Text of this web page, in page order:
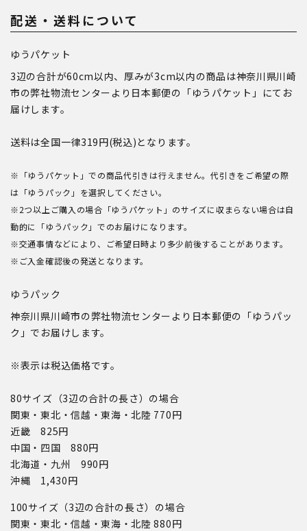
配送・送料について
ゆうパケット
3辺の合計が60cm以内、厚みが3cm以内の商品は神奈川県川崎
市の弊社物流センターより日本郵便の「ゆうパケット」にてお
届けします。
送料は全国一律319円(税込)となります。
※「ゆうパケット」での商品代引きは行えません。代引きをご希望の際
は「ゆうパック」を選択してください。
※2つ以上ご購入の場合「ゆうパケット」のサイズに収まらない場合は自
動的に「ゆうパック」でのお届けになります。
※交通事情などにより、ご希望日時より多少前後することがあります。
※ご入金確認後の発送となります。
ゆうパック
神奈川県川崎市の弊社物流センターより日本郵便の「ゆうパッ
ク」でお届けします。
※表示は税込価格です。
80サイズ（3辺の合計の長さ）の場合
関東・東北・信越・東海・北陸 770円
近畿 825円
中国・四国 880円
北海道・九州 990円
沖縄 1,430円
100サイズ（3辺の合計の長さ）の場合
関東・東北・信越・東海・北陸 880円